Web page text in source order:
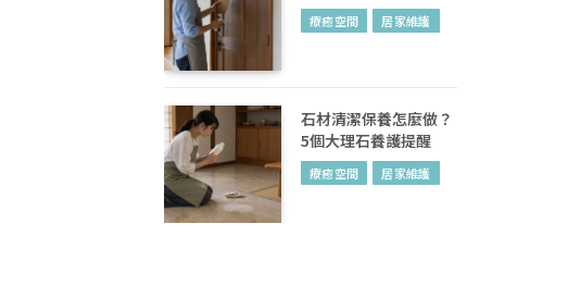
療癒空間 居家維護
石材清潔保養怎麼做？
5個大理石養護提醒
療癒空間 居家維護